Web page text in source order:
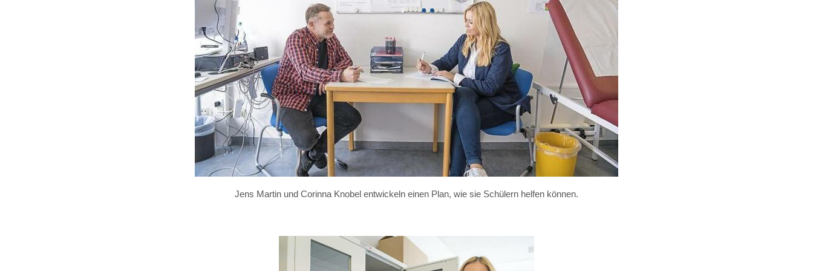
Jens Martin und Corinna Knobel entwickeln einen Plan, wie sie Schülern helfen können.